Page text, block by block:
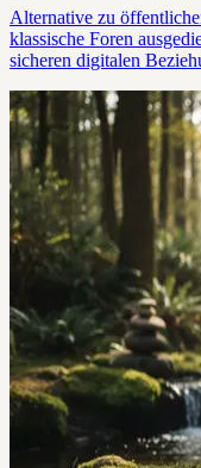
Alternative zu
klassische Foren
sicheren digitalen